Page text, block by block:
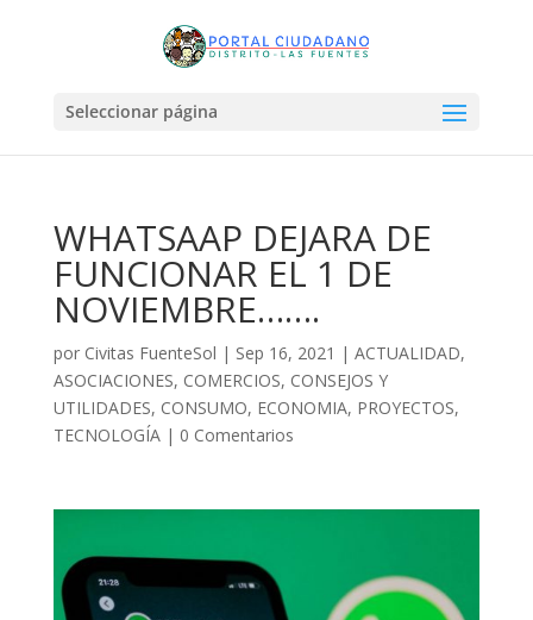
Seleccionar página
WHATSAAP DEJARA DE
FUNCIONAR EL 1 DE
NOVIEMBRE…….
por Civitas FuenteSol | Sep 16, 2021 | ACTUALIDAD,
ASOCIACIONES, COMERCIOS, CONSEJOS Y
UTILIDADES, CONSUMO, ECONOMIA, PROYECTOS,
TECNOLOGÍA| 0 Comentarios